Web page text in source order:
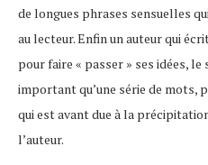
de longues phrases sensuelles
au lecteur. Enfin un auteur qui
pour faire « passer » ses idées,
important qu’une série de mots,
qui est avant due à la
l’auteur.